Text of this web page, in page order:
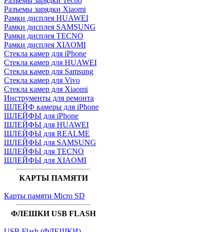
Разъемы зарядки Xiaomi
Рамки дисплея HUAWEI
Рамки дисплея SAMSUNG
Рамки дисплея TECNO
Рамки дисплея XIAOMI
Стекла камер для iPhone
Стекла камер для HUAWEI
Стекла камер для Samsung
Стекла камер для Vivo
Стекла камер для Xiaomi
Инструменты для ремонта
ШЛЕЙФ камеры для iPhone
ШЛЕЙФЫ для iPhone
ШЛЕЙФЫ для HUAWEI
ШЛЕЙФЫ для REALME
ШЛЕЙФЫ для SAMSUNG
ШЛЕЙФЫ для TECNO
ШЛЕЙФЫ для XIAOMI
КАРТЫ ПАМЯТИ
Карты памяти Micro SD
ФЛЕШКИ USB FLASH